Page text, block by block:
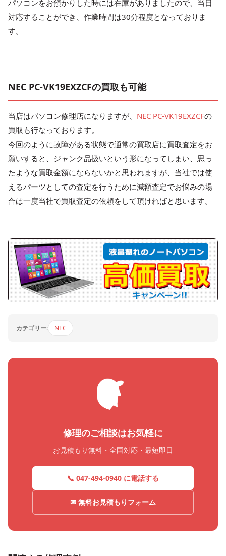
パソコンをお預かりした時には在庫がありましたので、当日
対応することができ、作業時間は30分程度となっておりま
す。
NEC PC-VK19EXZCFの買取も可能
当店はパソコン修理店になりますが、 NEC PC-VK19EXZCFの
買取も行なっております。
今回のように故障がある状態で通常の買取店に買取査定をお
願いすると、ジャンク品扱いという形になってしまい、思っ
たような買取金額にならないかと思われますが、当社では使
えるパーツとしての査定を行うために減額査定でお悩みの場
合は一度当社で買取査定の依頼をして頂ければと思います。
カテゴリー: NEC
修理のご相談はお気軽に
お見積もり無料・全国対応・最短即日
📞 047-494-0940 に電話する
✉ 無料お見積もりフォーム